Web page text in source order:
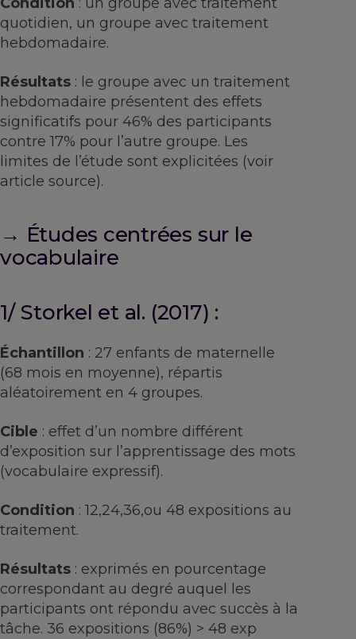
quotidien, un groupe avec traitement
hebdomadaire.
Résultats : le groupe avec un traitement
hebdomadaire présentent des effets
significatifs pour 46% des participants
contre 17% pour l’autre groupe. Les
limites de l’étude sont explicitées (voir
article source).
→ Études centrées sur le
vocabulaire
1/ Storkel et al. (2017) :
Échantillon : 27 enfants de maternelle
(68 mois en moyenne), répartis
aléatoirement en 4 groupes.
Cible : effet d’un nombre différent
d’exposition sur l’apprentissage des mots
(vocabulaire expressif).
Condition : 12,24,36,ou 48 expositions au
traitement.
Résultats : exprimés en pourcentage
correspondant au degré auquel les
participants ont répondu avec succès à la
tâche. 36 expositions (86%) > 48 exp